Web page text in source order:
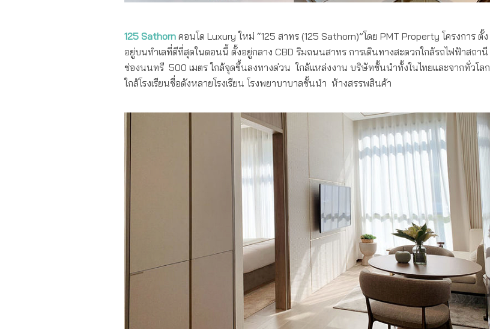
125 Sathorn คอนโด Luxury ใหม่ “125 สาทร (125 Sathorn)”โดย PMT Property โครงการ ตั้ง
อยู่บนทำเลที่ดีที่สุดในตอนนี้ ตั้งอยู่กลาง CBD ริมถนนสาทร การเดินทางสะดวกใกล้รถไฟฟ้าสถานี
ช่องนนทรี 500 เมตร ใกล้จุดขึ้นลงทางด่วน ใกล้แหล่งงาน บริษัทชั้นนำทั้งในไทยและจากทั่วโลก
ใกล้โรงเรียนชื่อดังหลายโรงเรียน โรงพยาบาบาลชั้นนำ ห้างสรรพสินค้า